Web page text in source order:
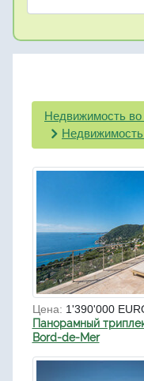
Недвижимость
Цена: 1'390'000
Панорамный
Bord-de-Mer